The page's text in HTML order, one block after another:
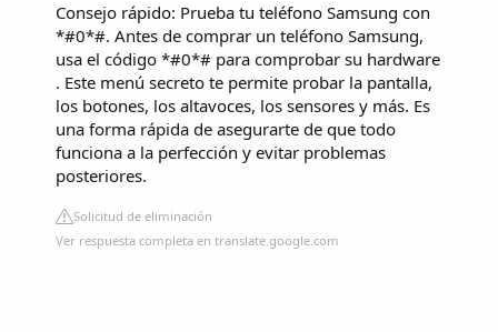
Consejo rápido: Prueba tu teléfono Samsung con
*#0*#. Antes de comprar un teléfono Samsung,
usa el código *#0*# para comprobar su hardware
. Este menú secreto te permite probar la pantalla,
los botones, los altavoces, los sensores y más. Es
una forma rápida de asegurarte de que todo
funciona a la perfección y evitar problemas
posteriores.
Solicitud de eliminación
Ver respuesta completa en translate.google.com